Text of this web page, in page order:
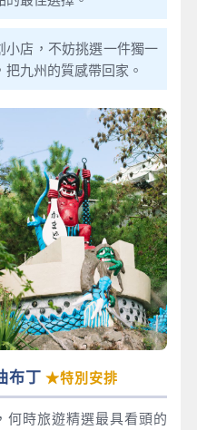
店，不妨挑選一件獨一
九州的質感帶回家。
布丁 ★特別安排
何時旅遊精選最具看頭的